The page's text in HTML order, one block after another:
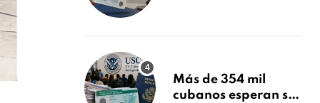
tras Writ of
Más de 354 mil
cubanos esperan su